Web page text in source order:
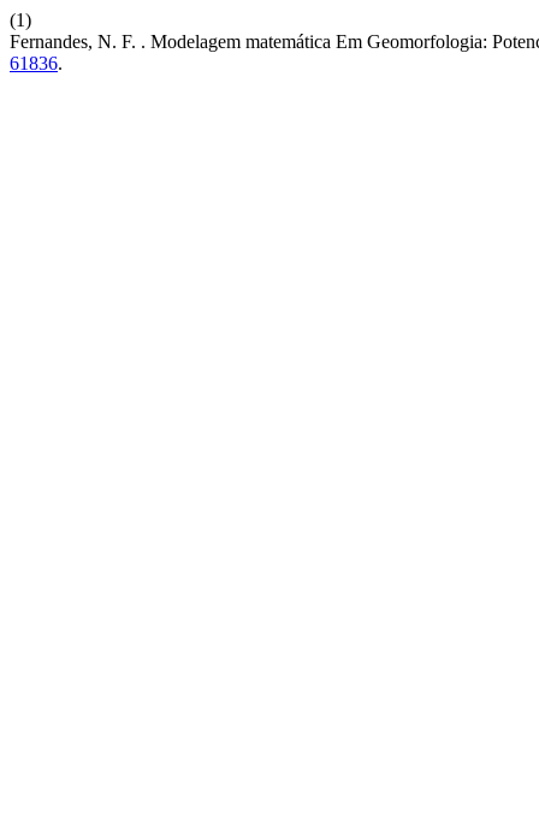
(1)
Fernandes, N. F. . Modelagem matemática Em Geomorfologia:
61836.